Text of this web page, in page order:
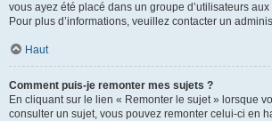
vous ayez été placé dans un groupe d’utilisateurs
Pour plus d’informations, veuillez contacter un
Haut
Comment puis-je remonter mes sujets ?
En cliquant sur le lien « Remonter le sujet » lorsque
consulter un sujet, vous pouvez remonter celui-ci en